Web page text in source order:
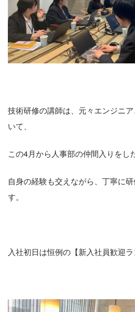
技術研修の講師は、元々エンジニ
いて、
この4月から人事部の仲間入りをし
自身の経験も交えながら、丁寧に
す。
入社初日は恒例の【新入社員歓迎ラ